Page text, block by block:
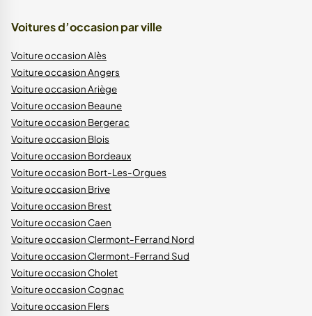
Voitures d’occasion par ville
Voiture occasion Alès
Voiture occasion Angers
Voiture occasion Ariège
Voiture occasion Beaune
Voiture occasion Bergerac
Voiture occasion Blois
Voiture occasion Bordeaux
Voiture occasion Bort-Les-Orgues
Voiture occasion Brive
Voiture occasion Brest
Voiture occasion Caen
Voiture occasion Clermont-Ferrand Nord
Voiture occasion Clermont-Ferrand Sud
Voiture occasion Cholet
Voiture occasion Cognac
Voiture occasion Flers